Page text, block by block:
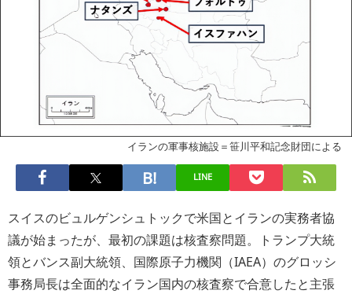
イランの軍事核施設＝笹川平和記念財団による
LINE
スイスのビュルゲンシュトックで米国とイランの実務者協
議が始まったが、最初の課題は核査察問題。トランプ大統
領とバンス副大統領、国際原子力機関（IAEA）のグロッシ
事務局長は全面的なイラン国内の核査察で合意したと主張